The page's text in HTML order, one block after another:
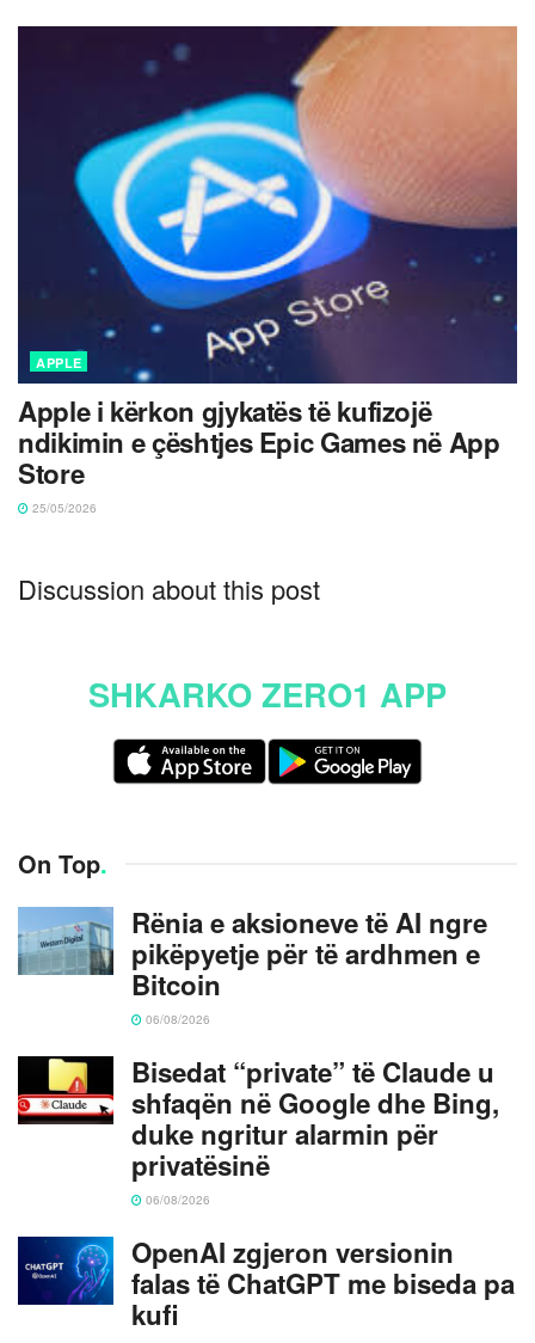
APPLE
Apple i kërkon gjykatës të kufizojë
ndikimin e çështjes Epic Games në App
Store
25/05/2026
Discussion about this post
SHKARKO ZERO1 APP
On Top.
Rënia e aksioneve të AI ngre
pikëpyetje për të ardhmen e
Bitcoin
06/08/2026
Bisedat “private” të Claude u
shfaqën në Google dhe Bing,
duke ngritur alarmin për
privatësinë
06/08/2026
OpenAI zgjeron versionin
falas të ChatGPT me biseda pa
kufi